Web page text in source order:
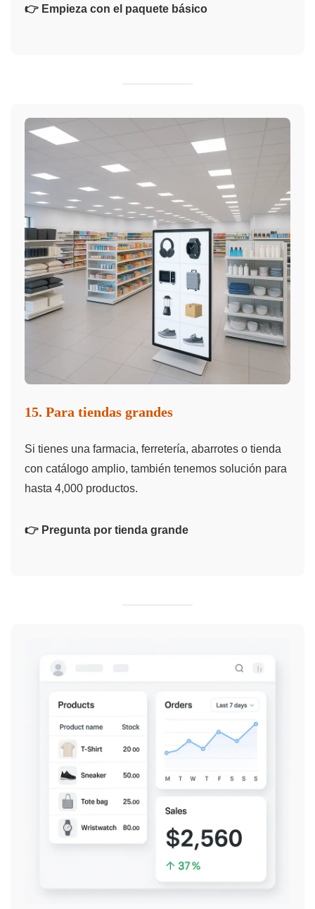
👉 Empieza con el paquete básico
15. Para tiendas grandes
Si tienes una farmacia, ferretería, abarrotes o tienda
con catálogo amplio, también tenemos solución para
hasta 4,000 productos.
👉 Pregunta por tienda grande